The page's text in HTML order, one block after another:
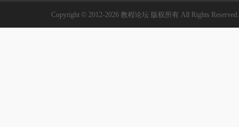
Copyright © 2012-2026 教程论坛 版权所有 All Rights Reserved.